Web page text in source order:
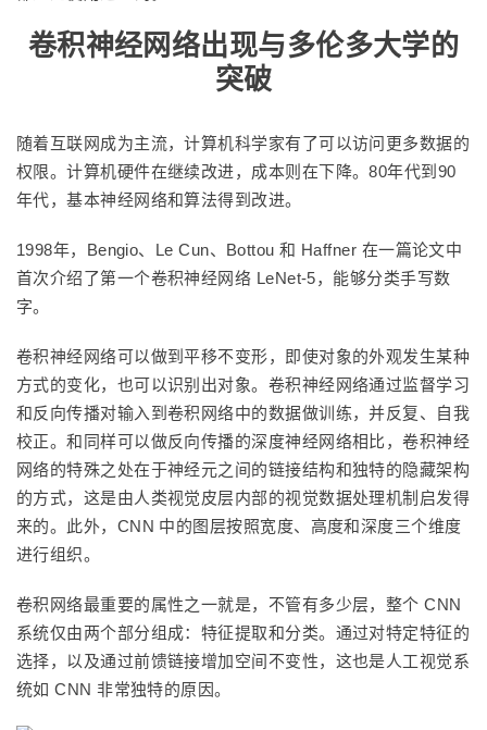
卷积神经网络出现与多伦多大学的
突破
随着互联网成为主流，计算机科学家有了可以访问更多数据的
权限。计算机硬件在继续改进，成本则在下降。80年代到90
年代，基本神经网络和算法得到改进。
1998年，Bengio、Le Cun、Bottou 和 Haffner 在一篇论文中
首次介绍了第一个卷积神经网络 LeNet-5，能够分类手写数
字。
卷积神经网络可以做到平移不变形，即使对象的外观发生某种
方式的变化，也可以识别出对象。卷积神经网络通过监督学习
和反向传播对输入到卷积网络中的数据做训练，并反复、自我
校正。和同样可以做反向传播的深度神经网络相比，卷积神经
网络的特殊之处在于神经元之间的链接结构和独特的隐藏架构
的方式，这是由人类视觉皮层内部的视觉数据处理机制启发得
来的。此外，CNN 中的图层按照宽度、高度和深度三个维度
进行组织。
卷积网络最重要的属性之一就是，不管有多少层，整个 CNN
系统仅由两个部分组成：特征提取和分类。通过对特定特征的
选择，以及通过前馈链接增加空间不变性，这也是人工视觉系
统如 CNN 非常独特的原因。